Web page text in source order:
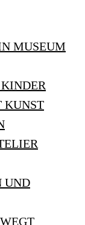
MUSEUM
KUNST
UND